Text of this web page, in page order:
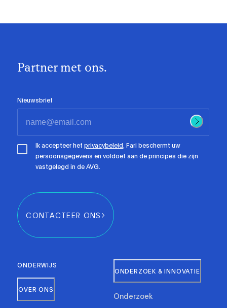
Partner met ons.
Nieuwsbrief
Ik accepteer hetprivacybeleid. Fari beschermt uw
persoonsgegevens en voldoet aan de principes die zijn
vastgelegd in de AVG.
CONTACTEER ONS
ONDERWIJS
OVER ONS
ONDERZOEK & INNOVATIE
Onderzoek